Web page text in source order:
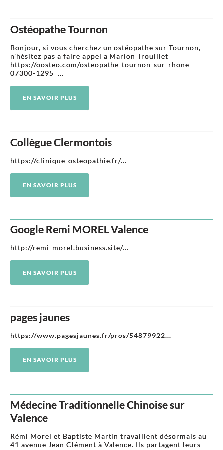
Ostéopathe Tournon
Bonjour, si vous cherchez un ostéopathe sur Tournon,
n'hésitez pas a faire appel a Marion Trouillet
https://oosteo.com/osteopathe-tournon-sur-rhone-
07300-1295 ...
EN SAVOIR PLUS
Collègue Clermontois
https://clinique-osteopathie.fr/...
EN SAVOIR PLUS
Google Remi MOREL Valence
http://remi-morel.business.site/...
EN SAVOIR PLUS
pages jaunes
https://www.pagesjaunes.fr/pros/54879922...
EN SAVOIR PLUS
Médecine Traditionnelle Chinoise sur
Valence
Rémi Morel et Baptiste Martin travaillent désormais au
41 avenue Jean Clément à Valence. Ils partagent leurs